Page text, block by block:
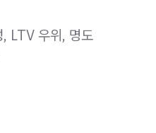
, LTV 우위, 명도